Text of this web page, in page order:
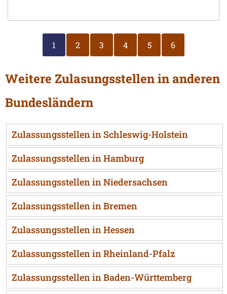
1 2 3 4 5 6
Weitere Zulasungsstellen in anderen
Bundesländern
Zulassungsstellen in Schleswig-Holstein
Zulassungsstellen in Hamburg
Zulassungsstellen in Niedersachsen
Zulassungsstellen in Bremen
Zulassungsstellen in Hessen
Zulassungsstellen in Rheinland-Pfalz
Zulassungsstellen in Baden-Württemberg